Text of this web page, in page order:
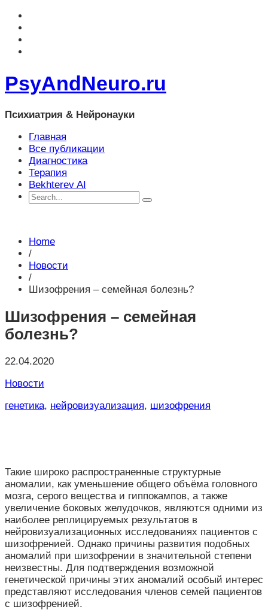
PsyAndNeuro.ru
Психиатрия & Нейронауки
Главная
Все публикации
Диагностика
Терапия
Bekhterev AI
Home
/
Новости
/
Шизофрения – семейная болезнь?
Шизофрения – семейная
болезнь?
22.04.2020
Новости
генетика, нейровизуализация, шизофрения
Такие широко распространенные структурные
аномалии, как уменьшение общего объёма головного
мозга, серого вещества и гиппокампов, а также
увеличение боковых желудочков, являются одними из
наиболее реплицируемых результатов в
нейровизуализационных исследованиях пациентов с
шизофренией. Однако причины развития подобных
аномалий при шизофрении в значительной степени
неизвестны. Для подтверждения возможной
генетической причины этих аномалий особый интерес
представляют исследования членов семей пациентов
с шизофренией.